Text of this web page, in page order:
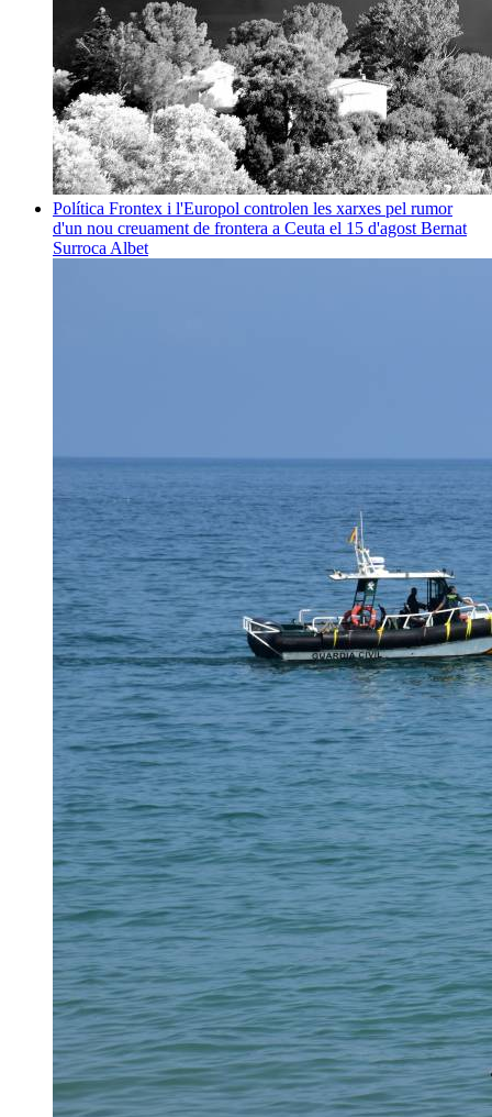
Política Frontex i l'Europol controlen les xarxes pel rumor
d'un nou creuament de frontera a Ceuta el 15 d'agost Bernat
Surroca Albet